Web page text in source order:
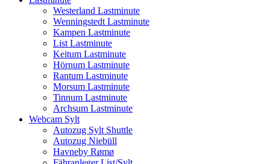
Westerland Lastminute
Wenningstedt Lastminute
Kampen Lastminute
List Lastminute
Keitum Lastminute
Hörnum Lastminute
Rantum Lastminute
Morsum Lastminute
Tinnum Lastminute
Archsum Lastminute
Webcam Sylt
Autozug Sylt Shuttle
Autozug Niebüll
Havneby Rømø